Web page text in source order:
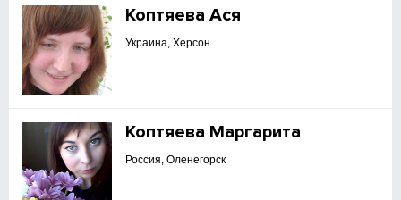
Коптяева Ася
Украина, Херсон
Коптяева Маргарита
Россия, Оленегорск